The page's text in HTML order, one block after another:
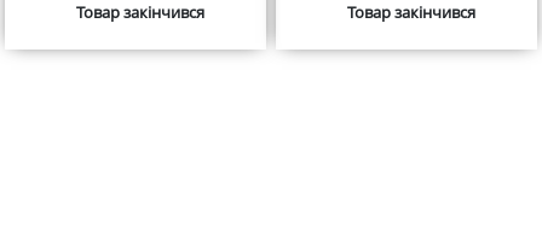
Товар закінчився Товар закінчився